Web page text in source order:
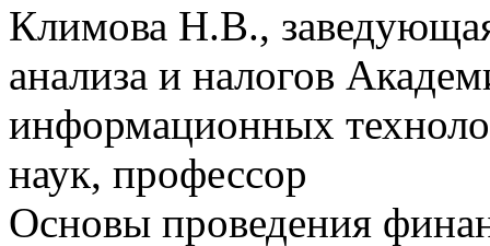
Климова Н.В.,
анализа и налогов
информационных
наук, профессор
Основы проведения